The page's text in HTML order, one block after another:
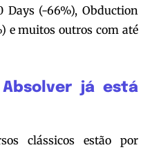
Days (-66%), Obduction
e muitos outros com até
Absolver já está
clássicos estão por